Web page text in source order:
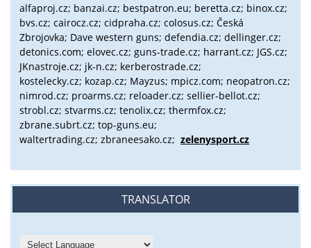
alfaproj.cz; banzai.cz; bestpatron.eu; beretta.cz; binox.cz;
bvs.cz; cairocz.cz; cidpraha.cz; colosus.cz; Česká
Zbrojovka; Dave western guns; defendia.cz; dellinger.cz;
detonics.com; elovec.cz; guns-trade.cz; harrant.cz; JGS.cz;
JKnastroje.cz; jk-n.cz; kerberostrade.cz;
kostelecky.cz; kozap.cz; Mayzus; mpicz.com; neopatron.cz;
nimrod.cz; proarms.cz; reloader.cz; sellier-bellot.cz;
strobl.cz; stvarms.cz; tenolix.cz; thermfox.cz;
zbrane.subrt.cz; top-guns.eu;
waltertrading.cz; zbraneesako.cz; zelenysport.cz
TRANSLATOR